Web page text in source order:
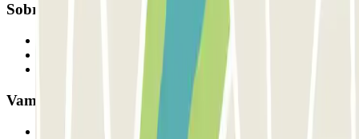
Sobre a Parclick
Os nossos parques de estacionamento
Vamos colaborar?